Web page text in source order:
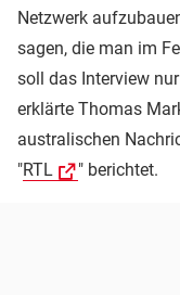
Netzwerk
sagen, die man im
soll das Interview
erklärte Thomas
australischen
"RTL " berichtet.